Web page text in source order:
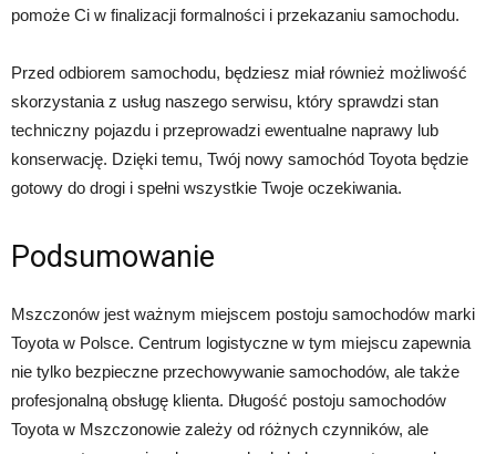
pomoże Ci w finalizacji formalności i przekazaniu samochodu.
Przed odbiorem samochodu, będziesz miał również możliwość
skorzystania z usług naszego serwisu, który sprawdzi stan
techniczny pojazdu i przeprowadzi ewentualne naprawy lub
konserwację. Dzięki temu, Twój nowy samochód Toyota będzie
gotowy do drogi i spełni wszystkie Twoje oczekiwania.
Podsumowanie
Mszczonów jest ważnym miejscem postoju samochodów marki
Toyota w Polsce. Centrum logistyczne w tym miejscu zapewnia
nie tylko bezpieczne przechowywanie samochodów, ale także
profesjonalną obsługę klienta. Długość postoju samochodów
Toyota w Mszczonowie zależy od różnych czynników, ale